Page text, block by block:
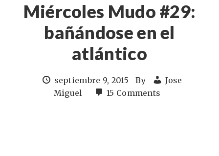
Miércoles Mudo #29:
bañándose en el
atlántico
septiembre 9, 2015 By
Jose
Miguel
15 Comments